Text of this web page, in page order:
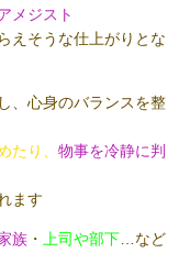
メジスト
えそうな仕上がりとな
、心身のバランスを整
たり、 物事を冷静に判
ます
族 ・ 上司や部下 …など